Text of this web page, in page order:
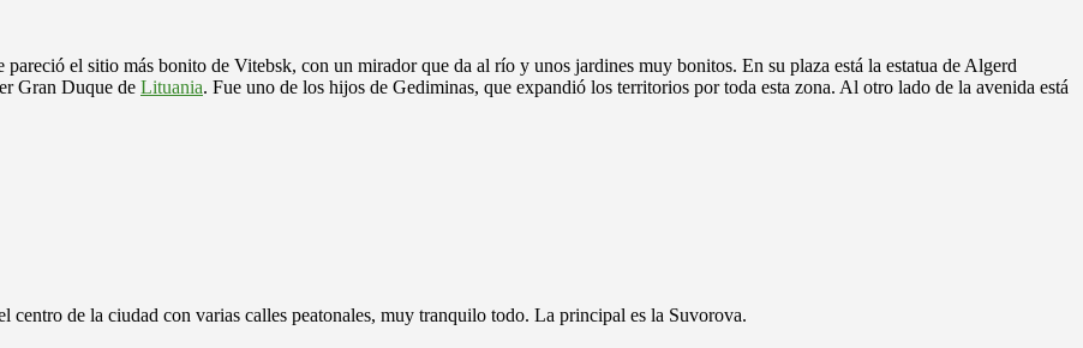
pareció el sitio más bonito de Vitebsk, con un mirador que da al río y unos jardines muy bonitos. En su plaza está la estatua de Algerd
Gran Duque de Lituania. Fue uno de los hijos de Gediminas, que expandió los territorios por toda esta zona. Al otro lado de la avenida está
centro de la ciudad con varias calles peatonales, muy tranquilo todo. La principal es la Suvorova.